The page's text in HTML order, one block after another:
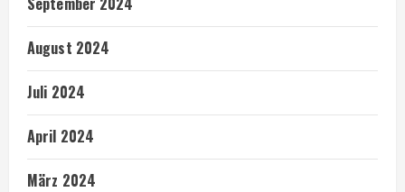
August 2024
Juli 2024
April 2024
März 2024